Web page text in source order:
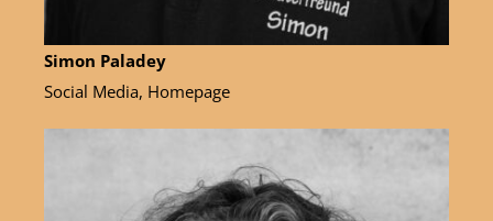
Simon Paladey
Social Media, Homepage